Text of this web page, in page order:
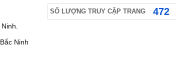
Ninh
472
SỐ LƯỢNG TRUY CẬP TRANG